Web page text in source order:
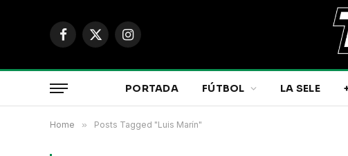
Facebook
X
Instagram
PORTADA FÚTBOL LA SELE
Home » Posts Tagged "Luis Marín"